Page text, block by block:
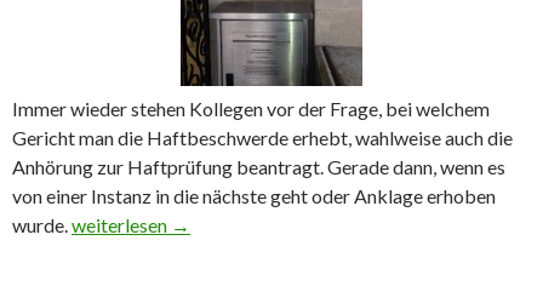
Immer wieder stehen Kollegen vor der Frage, bei welchem
Gericht man die Haftbeschwerde erhebt, wahlweise auch die
Anhörung zur Haftprüfung beantragt. Gerade dann, wenn es
von einer Instanz in die nächste geht oder Anklage erhoben
wurde.Da legt man die Haftbeschwerde ein
weiterlesen →